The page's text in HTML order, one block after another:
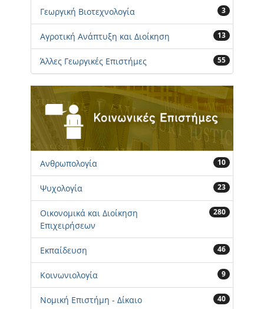
Γεωργική Βιοτεχνολογία 3
Αγροτική Ανάπτυξη και Διοίκηση 13
Άλλες Γεωργικές Επιστήμες 55
Ανθρωπολογία 10
Ψυχολογία 23
Οικονομικά και Διοίκηση
Επιχειρήσεων
280
Εκπαίδευση 46
Κοινωνιολογία 9
Νομική Επιστήμη - Δίκαιο 40